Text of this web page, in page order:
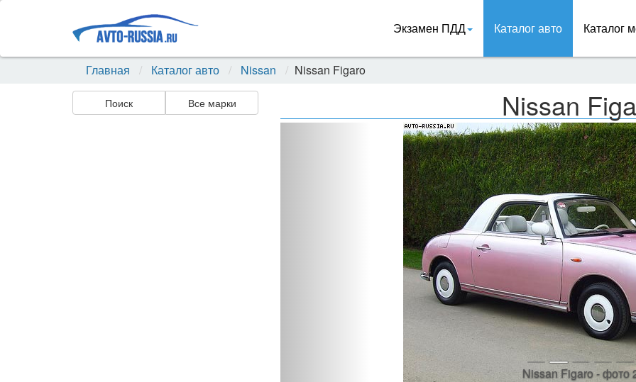
Экзамен ПДД Каталог авто Каталог
Главная Каталог авто Nissan Nissan Figaro
Поиск Все марки Nissan
Nissan Figaro - фото